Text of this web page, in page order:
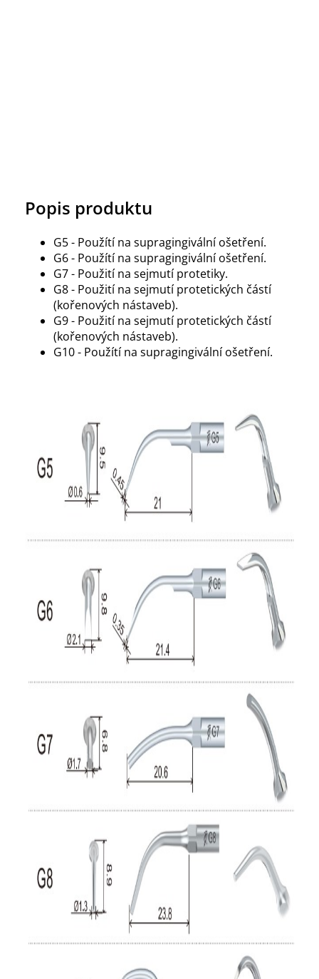
Popis produktu
G5 - Použítí na supragingivální ošetření.
G6 - Použítí na supragingivální ošetření.
G7 - Použití na sejmutí protetiky.
G8 - Použití na sejmutí protetických částí
(kořenových nástaveb).
G9 - Použití na sejmutí protetických částí
(kořenových nástaveb).
G10 - Použítí na supragingivální ošetření.